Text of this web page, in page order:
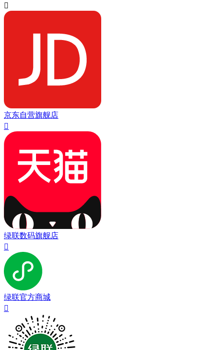

京东自营旗舰店

绿联数码旗舰店

绿联官方商城
